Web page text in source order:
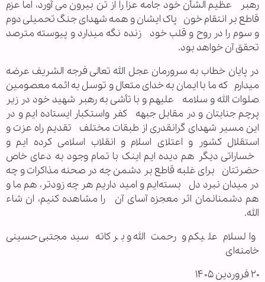
رهبر عظیم الشأن خود جامه عزا را از تن بیرون می آورد، اما عزم
قاطع بر انتقام خون پاک ایشان و همه شهدای جنگ تحمیلی دوم
و سوم را در روح و قلب خود زنده نگه میدارد و پیوسته مترصد
تحقق آن خواهد بود.
در پایان خطاب به سرورمان عجل الله تعالی فرجه الشریف عرضه
میدارم که ما با ایمان به خدای متعال و توسل به ائمه معصومین
صلوات الله و سلامه علیهم و با تأشی به رهبر شهید خود در زیر
پرچم جنابتان و در مقابل جبهه کفر واستکبار ایستاده ایم و در
این مسیر شهدای گرانقدری از طبقات مختلف تقدیم راه عزت و
استقلال کشور و اعتلای اسلام و انقلاب اسلامی کرده ایم و
خساراتی دیگر هم دیده ایم اینک با تمام وجود به دعای خاص
حضرتتان برای غلبه قاطع بر دشمن چه در صحنه مذاکرات و چه
در میدان نبرد دل بسته‌ایم و امید داریم هر چه زودتر، هم ما و
هم دشمنانمان اثر معجزه آسای آن را مشاهده کنیم، ان شاء
الله.
والسلام علیکم و رحمت الله و برکاته سیدمجتبی حسینی
خامنه‌ای
۲۰ فروردین ۱۴۰۵